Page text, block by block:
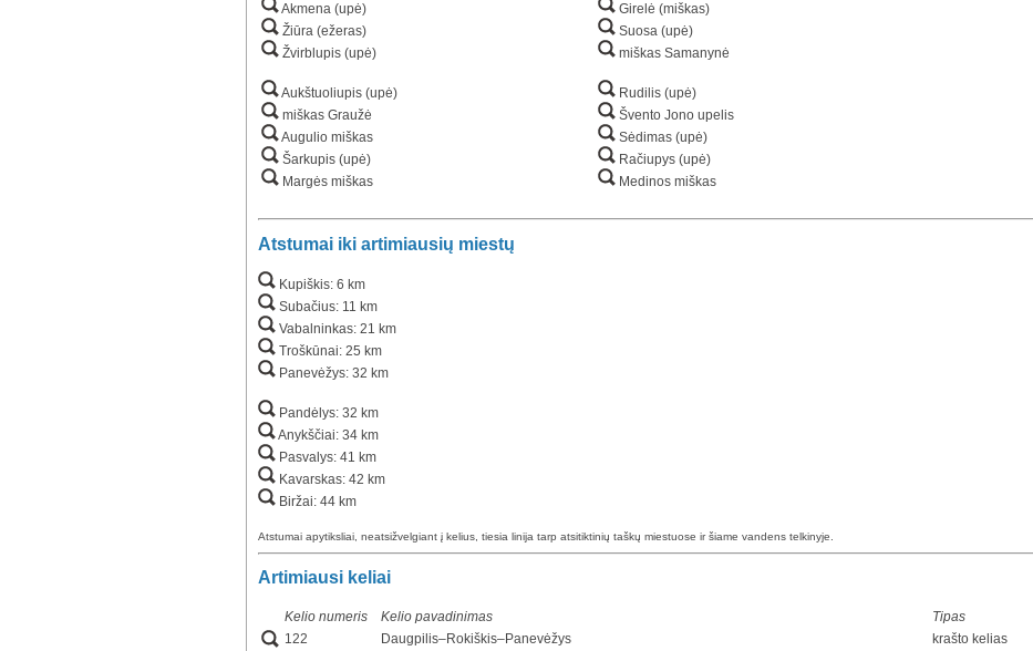
Akmena (upė)
Žiūra (ežeras)
Žvirblupis (upė)
Aukštuoliupis (upė)
miškas Graužė
Augulio miškas
Šarkupis (upė)
Margės miškas
Girelė (miškas)
Suosa (upė)
miškas Samanynė
Rudilis (upė)
Švento Jono upelis
Sėdimas (upė)
Račiupys (upė)
Medinos miškas
Atstumai iki artimiausių miestų
Kupiškis: 6 km
Subačius: 11 km
Vabalninkas: 21 km
Troškūnai: 25 km
Panevėžys: 32 km
Pandėlys: 32 km
Anykščiai: 34 km
Pasvalys: 41 km
Kavarskas: 42 km
Biržai: 44 km
Atstumai apytiksliai, neatsižvelgiant į kelius, tiesia linija tarp atsitiktinių taškų miestuose ir šiame vandens telkinyje.
Artimiausi keliai
Kelio numeris Kelio pavadinimas Tipas
122
Daugpilis–Rokiškis–Panevėžys krašto kelias